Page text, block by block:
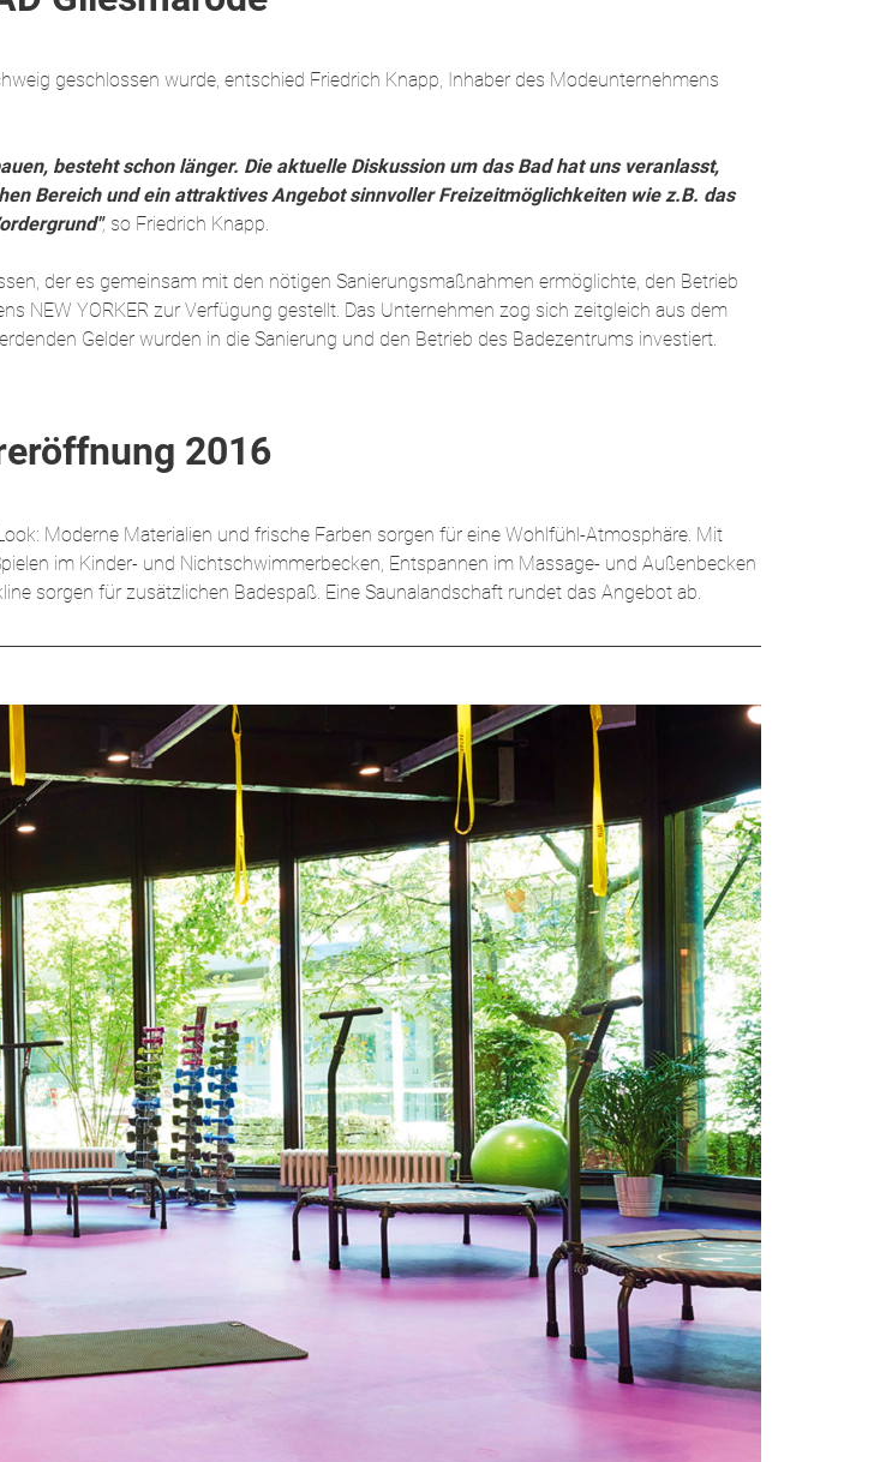
geschlossen wurde, entschied Friedrich Knapp, Inhaber des Modeunternehmens
besteht schon länger. Die aktuelle Diskussion um das Bad hat uns veranlasst,
Bereich und ein attraktives Angebot sinnvoller Freizeitmöglichkeiten wie z.B. das
, so Friedrich Knapp.
der es gemeinsam mit den nötigen Sanierungsmaßnahmen ermöglichte, den Betrieb
NEW YORKER zur Verfügung gestellt. Das Unternehmen zog sich zeitgleich aus dem
Gelder wurden in die Sanierung und den Betrieb des Badezentrums investiert.
2016
Moderne Materialien und frische Farben sorgen für eine Wohlfühl-Atmosphäre. Mit
im Kinder- und Nichtschwimmerbecken, Entspannen im Massage- und Außenbecken
sorgen für zusätzlichen Badespaß. Eine Saunalandschaft rundet das Angebot ab.